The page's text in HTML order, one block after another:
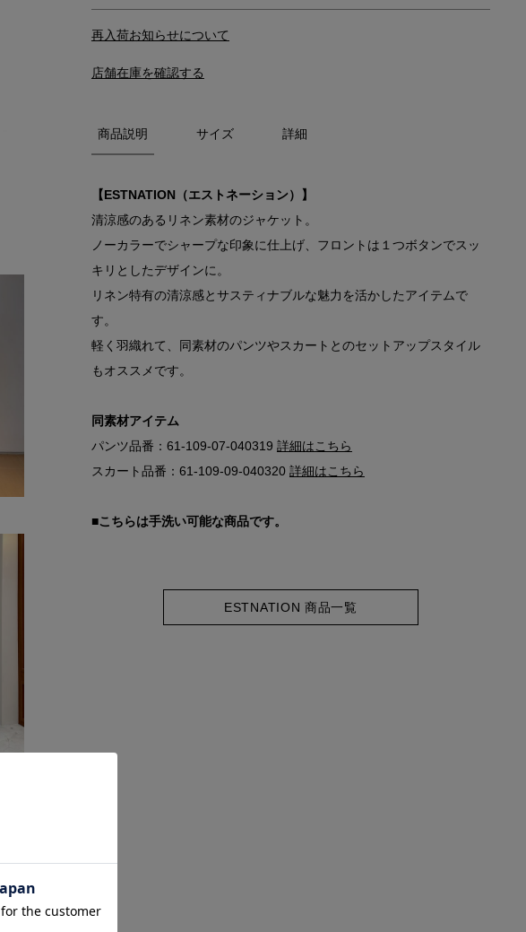
再入荷お知らせについて
店舗在庫を確認する
商品説明 サイズ 詳細
【ESTNATION（エストネーション）】
清涼感のあるリネン素材のジャケット。
ノーカラーでシャープな印象に仕上げ、フロントは１つボタンでスッ
キリとしたデザインに。
リネン特有の清涼感とサスティナブルな魅力を活かしたアイテムで
す。
軽く羽織れて、同素材のパンツやスカートとのセットアップスタイル
もオススメです。
同素材アイテム
パンツ品番：61-109-07-040319 詳細はこちら
スカート品番：61-109-09-040320 詳細はこちら
■こちらは手洗い可能な商品です。
ESTNATION 商品一覧